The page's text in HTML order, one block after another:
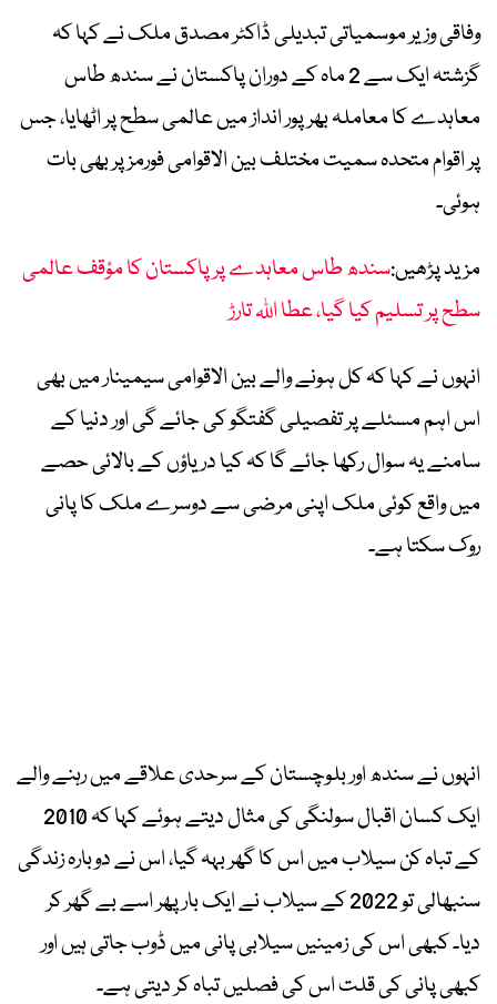
وفاقی وزیر موسمیاتی تبدیلی ڈاکٹر مصدق ملک نے کہا کہ
گزشتہ ایک سے 2 ماہ کے دوران پاکستان نے سندھ طاس
معاہدے کا معاملہ بھرپور انداز میں عالمی سطح پر اٹھایا، جس
پر اقوام متحدہ سمیت مختلف بین الاقوامی فورمز پر بھی بات
ہوئی۔
مزید پڑھیں:سندھ طاس معاہدے پر پاکستان کا مؤقف عالمی
سطح پر تسلیم کیا گیا، عطا اللہ تارڑ
انہوں نے کہا کہ کل ہونے والے بین الاقوامی سیمینار میں بھی
اس اہم مسئلے پر تفصیلی گفتگو کی جائے گی اور دنیا کے
سامنے یہ سوال رکھا جائے گا کہ کیا دریاؤں کے بالائی حصے
میں واقع کوئی ملک اپنی مرضی سے دوسرے ملک کا پانی
روک سکتا ہے۔
انہوں نے سندھ اور بلوچستان کے سرحدی علاقے میں رہنے والے
ایک کسان اقبال سولنگی کی مثال دیتے ہوئے کہا کہ 2010
کے تباہ کن سیلاب میں اس کا گھر بہہ گیا، اس نے دوبارہ زندگی
سنبھالی تو 2022 کے سیلاب نے ایک بار پھر اسے بے گھر کر
دیا۔ کبھی اس کی زمینیں سیلابی پانی میں ڈوب جاتی ہیں اور
کبھی پانی کی قلت اس کی فصلیں تباہ کر دیتی ہے۔